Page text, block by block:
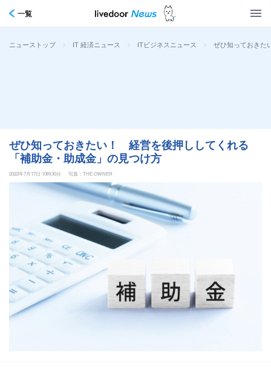
一覧
ニューストップ > IT 経済ニュース > ITビジネスニュース > ぜひ知っておきた
ぜひ知っておきたい！ 経営を後押ししてくれる
「補助金・助成金」の見つけ方
2022年7月17日 10時30分 写真：THE OWNER